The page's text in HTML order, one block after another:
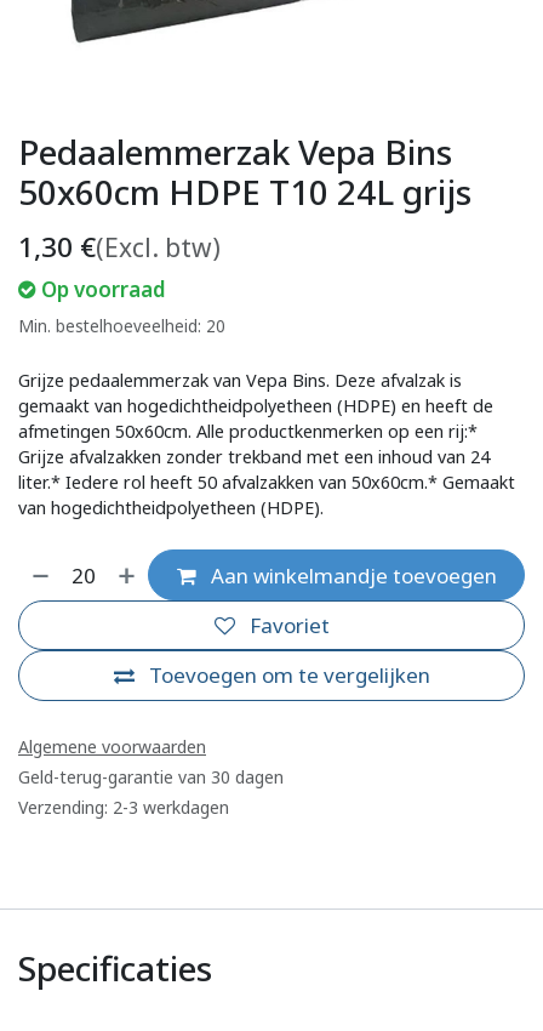
Pedaalemmerzak Vepa Bins
50x60cm HDPE T10 24L grijs
1,30 €(Excl. btw)
Op voorraad
Min. bestelhoeveelheid: 20
Grijze pedaalemmerzak van Vepa Bins. Deze afvalzak is
gemaakt van hogedichtheidpolyetheen (HDPE) en heeft de
afmetingen 50x60cm. Alle productkenmerken op een rij:*
Grijze afvalzakken zonder trekband met een inhoud van 24
liter.* Iedere rol heeft 50 afvalzakken van 50x60cm.* Gemaakt
van hogedichtheidpolyetheen (HDPE).
Aan winkelmandje toevoegen
Toevoegen om te vergelijken
Favoriet
Algemene voorwaarden
Geld-terug-garantie van 30 dagen
Verzending: 2-3 werkdagen
Specificaties